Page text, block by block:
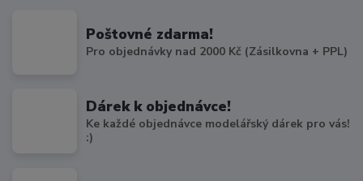
Poštovné zdarma!
Pro objednávky nad 2000 Kč (Zásilkovna + PPL)
Dárek k objednávce!
Ke každé objednávce modelářský dárek pro vás!
:)